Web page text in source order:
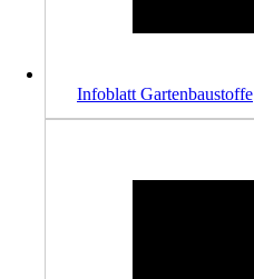
Infoblatt Gartenbaustoffe